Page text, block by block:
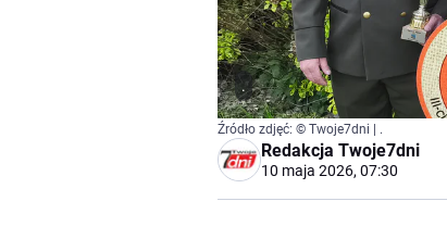
.
Źródło zdjęć: © Twoje7dni | .
Redakcja Twoje7dni
10 maja 2026, 07:30